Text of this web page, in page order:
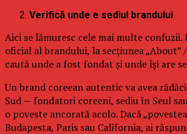
Verifică unde e sediul brandului
Aici se lămuresc cele mai multe
oficial al brandului, la secțiunea „About”
caută unde a fost fondat și unde își are
Un brand coreean autentic va avea
Sud — fondatori coreeni, sediu în Seul
o poveste ancorată acolo. Dacă
Budapesta, Paris sau California, ai